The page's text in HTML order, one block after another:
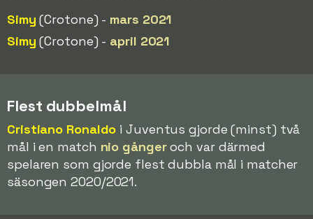
Simy (Crotone) - mars 2021
Simy (Crotone) - april 2021
Flest dubbelmål
Cristiano Ronaldo i Juventus gjorde (minst) två
mål i en match nio gångeroch var därmed
spelaren som gjorde flest dubbla mål i matcher
säsongen 2020/2021.